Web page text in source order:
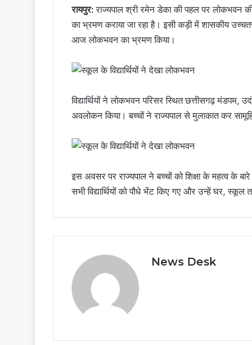
रायपुर:राज्यपाल श्री रमेन डेका की पहल पर लोकभवन की
का भ्रमण कराया जा रहा है। इसी कड़ी में शासकीय
आज लोकभवन का भ्रमण किया।
विद्यार्थियों ने लोकभवन परिसर स्थित छत्तीसगढ़ मंडपम,
अवलोकन किया। बच्चों ने राज्यपाल से मुलाकात कर
इस अवसर पर राज्यपाल ने बच्चों को शिक्षा के महत्व के
सभी विद्यार्थियों को पौधे भेंट किए गए और उन्हें घर,
News Desk